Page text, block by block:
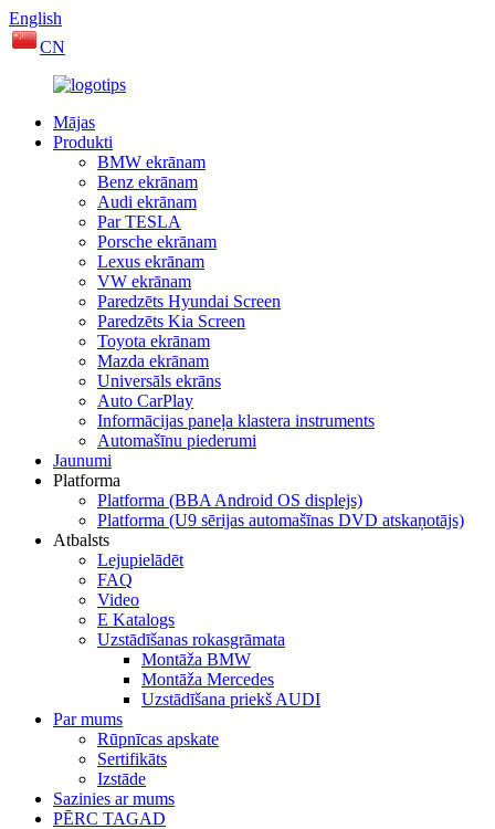
English
CN
Mājas
Produkti
BMW ekrānam
Benz ekrānam
Audi ekrānam
Par TESLA
Porsche ekrānam
Lexus ekrānam
VW ekrānam
Paredzēts Hyundai Screen
Paredzēts Kia Screen
Toyota ekrānam
Mazda ekrānam
Universāls ekrāns
Auto CarPlay
Informācijas paneļa klastera instruments
Automašīnu piederumi
Jaunumi
Platforma
Platforma (BBA Android OS displejs)
Platforma (U9 sērijas automašīnas DVD atskaņotājs)
Atbalsts
Lejupielādēt
FAQ
Video
E Katalogs
Uzstādīšanas rokasgrāmata
Montāža BMW
Montāža Mercedes
Uzstādīšana priekš AUDI
Par mums
Rūpnīcas apskate
Sertifikāts
Izstāde
Sazinies ar mums
PĒRC TAGAD